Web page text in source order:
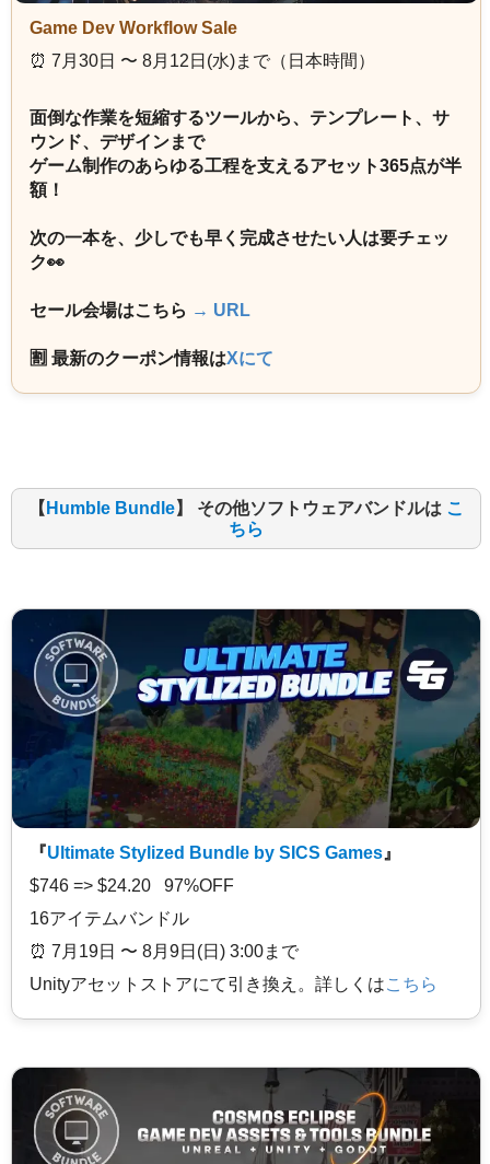
Game Dev Workflow Sale
⏰️ 7月30日 〜 8月12日(水)まで（日本時間）
面倒な作業を短縮するツールから、テンプレート、サ
ウンド、デザインまで
ゲーム制作のあらゆる工程を支えるアセット365点が半
額！
次の一本を、少しでも早く完成させたい人は要チェッ
ク👀
セール会場はこちら → URL
🈹 最新のクーポン情報はXにて
【 Humble Bundle】 その他ソフトウェアバンドルは こ
ちら
『Ultimate Stylized Bundle by SICS Games 』
$746 => $24.20 97%OFF
16アイテムバンドル
⏰️ 7月19日 〜 8月9日(日) 3:00まで
Unityアセットストアにて引き換え。詳しくはこちら